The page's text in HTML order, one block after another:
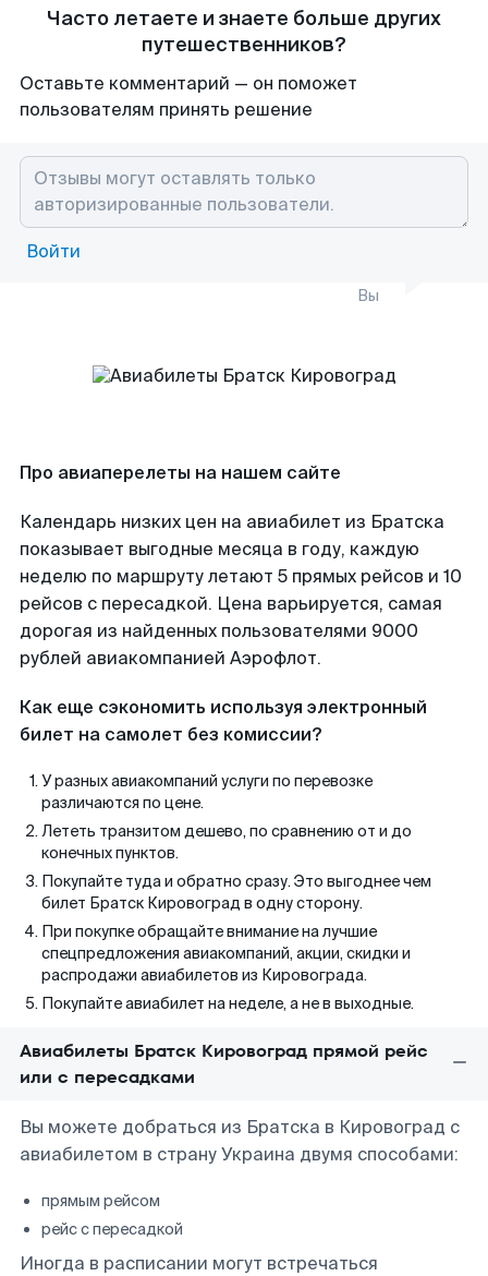
Часто летаете и знаете больше других
путешественников?
Оставьте комментарий — он поможет
пользователям принять решение
Войти
Вы
Про авиаперелеты на нашем сайте
Календарь низких цен на авиабилет из Братска
показывает выгодные месяца в году, каждую
неделю по маршруту летают 5 прямых рейсов и 10
рейсов с пересадкой. Цена варьируется, самая
дорогая из найденных пользователями 9000
рублей авиакомпанией Аэрофлот.
Как еще сэкономить используя электронный
билет на самолет без комиссии?
У разных авиакомпаний услуги по перевозке
различаются по цене.
Лететь транзитом дешево, по сравнению от и до
конечных пунктов.
Покупайте туда и обратно сразу. Это выгоднее чем
билет Братск Кировоград в одну сторону.
При покупке обращайте внимание на лучшие
спецпредложения авиакомпаний, акции, скидки и
распродажи авиабилетов из Кировограда.
Покупайте авиабилет на неделе, а не в выходные.
Авиабилеты Братск Кировоград прямой рейс
или с пересадками
Вы можете добраться из Братска в Кировоград с
авиабилетом в страну Украина двумя способами:
прямым рейсом
рейс с пересадкой
Иногда в расписании могут встречаться